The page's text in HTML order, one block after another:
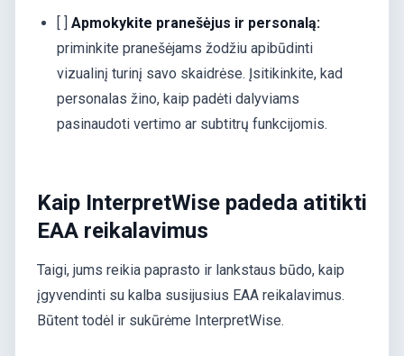
[ ]Apmokykite pranešėjus ir personalą:
priminkite pranešėjams žodžiu apibūdinti
vizualinį turinį savo skaidrėse. Įsitikinkite, kad
personalas žino, kaip padėti dalyviams
pasinaudoti vertimo ar subtitrų funkcijomis.
Kaip InterpretWise padeda atitikti
EAA reikalavimus
Taigi, jums reikia paprasto ir lankstaus būdo, kaip
įgyvendinti su kalba susijusius EAA reikalavimus.
Būtent todėl ir sukūrėme InterpretWise.